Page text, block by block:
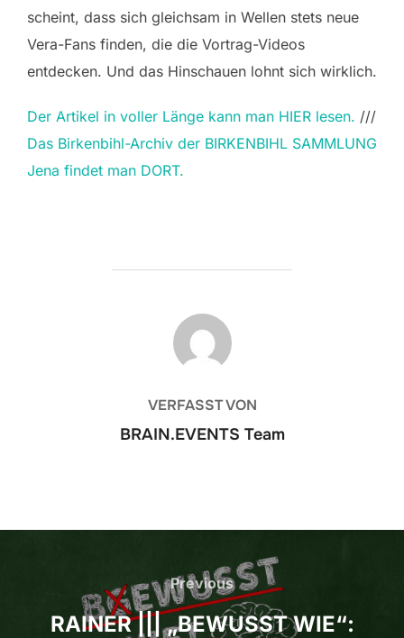
scheint, dass sich gleichsam in Wellen stets neue
Vera-Fans finden, die die Vortrag-Videos
entdecken. Und das Hinschauen lohnt sich wirklich.
Der Artikel in voller Länge kann man HIER lesen. ///
Das Birkenbihl-Archiv der BIRKENBIHL SAMMLUNG
Jena findet man DORT.
BEITRAGSAUTOR
VERFASST VON
BRAIN.EVENTS Team
Navigation
Previous
Previous
RAINER ||| „BEWUSST WIE“: